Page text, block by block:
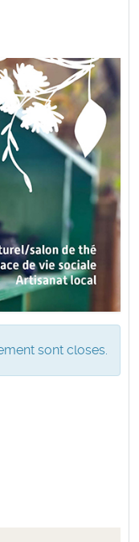
sont closes.